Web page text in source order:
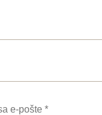
e-pošte *Obavezno